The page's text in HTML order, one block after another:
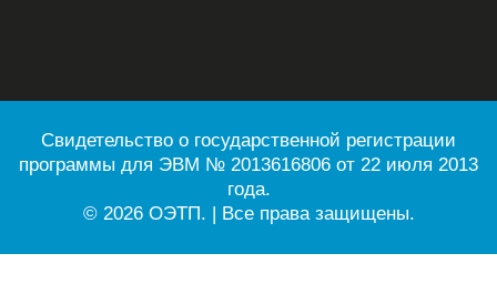
Свидетельство о государственной регистрации
программы для ЭВМ № 2013616806 от 22 июля 2013
года.
© 2026 ОЭТП. | Все права защищены.